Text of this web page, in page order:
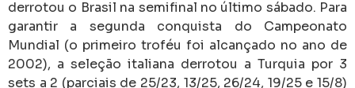
derrotou o Brasil na semifinal no último sábado. Para
garantir a segunda conquista do Campeonato
Mundial (o primeiro troféu foi alcançado no ano de
2002), a seleção italiana derrotou a Turquia por 3
sets a 2 (parciais de 25/23, 13/25, 26/24, 19/25 e 15/8)